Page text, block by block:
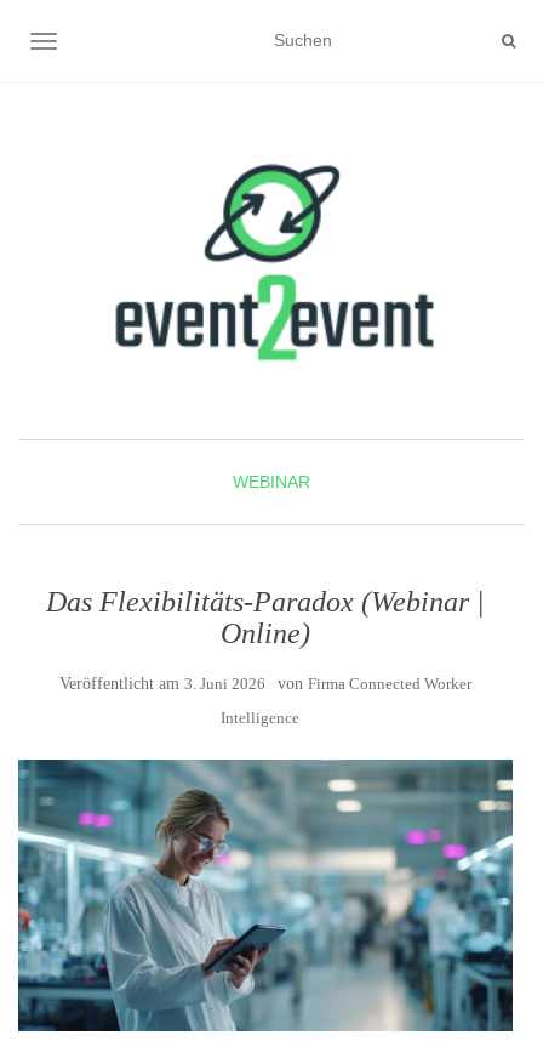
NAVIGATION UMSCHALTEN
WEBINAR
Das Flexibilitäts-Paradox (Webinar |
Online)
Veröffentlicht am 3. Juni 2026 von Firma Connected Worker
Intelligence